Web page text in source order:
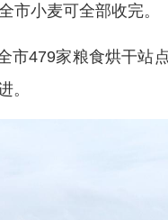
市小麦可全部收完。
市479家粮食烘干站
。